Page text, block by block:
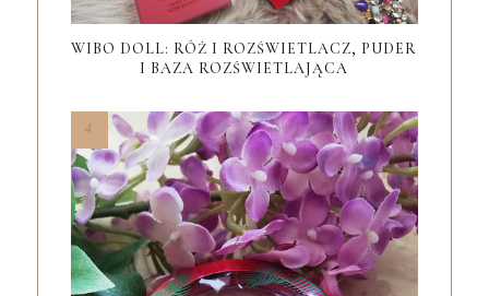
WIBO DOLL: RÓŻ I ROZŚWIETLACZ, PUDER
I BAZA ROZŚWIETLAJĄCA